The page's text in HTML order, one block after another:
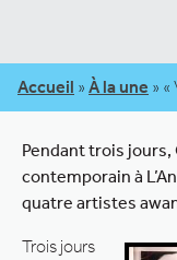
Accueil » À la une » «
Pendant trois jours,
contemporain à
quatre artistes
Trois jours